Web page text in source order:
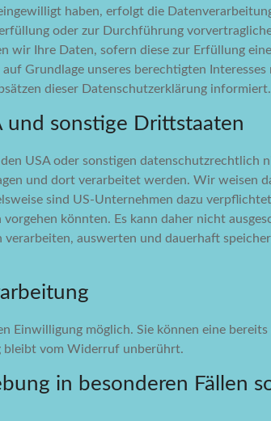
haben, erfolgt die
oder zur Durchführung
wir Ihre Daten, sofern diese zur Erfüllung
Grundlage unseres berechtigten
dieser Datenschutzerklärung informiert.
und sonstige Drittstaaten
USA oder sonstigen datenschutzrechtlich
und dort verarbeitet werden. Wir weisen
sind US-Unternehmen dazu
könnten. Es kann daher nicht
auswerten und dauerhaft
Einwilligung möglich. Sie können eine
bleibt vom Widerruf unberührt.
in besonderen Fällen